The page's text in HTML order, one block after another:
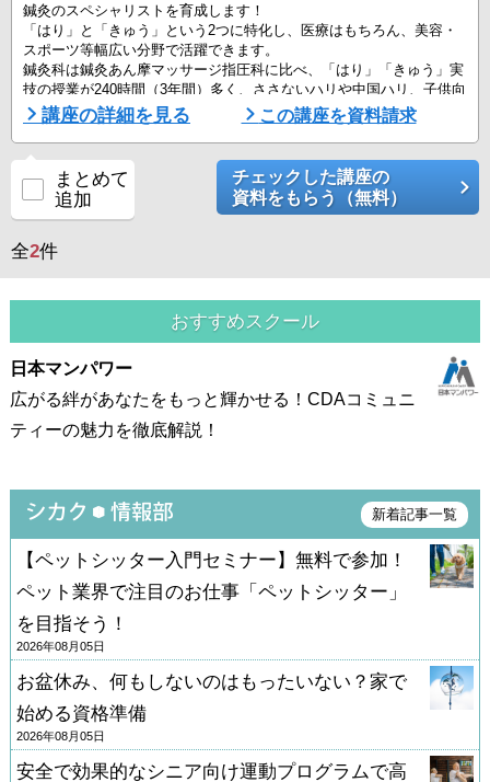
鍼灸のスペシャリストを育成します！
「はり」と「きゅう」という2つに特化し、医療はもちろん、美容・
スポーツ等幅広い分野で活躍できます。
鍼灸科は鍼灸あん摩マッサージ指圧科に比べ、「はり」「きゅう」実
技の授業が240時間（3年間）多く、ささないハリや中国ハリ、子供向
け治療等多彩な鍼灸が学べます。
臨床経験豊富な講師陣の卓越した技が学べます。
講座の詳細を見る この講座を資料請求
まとめて
追加
チェックした講座の
資料をもらう（無料）
全2件
おすすめスクール
日本マンパワー
広がる絆があなたをもっと輝かせる！CDAコミュニ
ティーの魅力を徹底解説！
新着記事一覧
【ペットシッター入門セミナー】無料で参加！
ペット業界で注目のお仕事「ペットシッター」
を目指そう！
2026年08月05日
お盆休み、何もしないのはもったいない？家で
始める資格準備
2026年08月05日
安全で効果的なシニア向け運動プログラムで高